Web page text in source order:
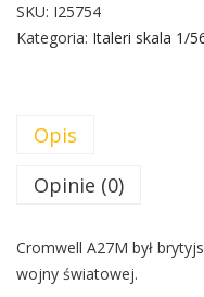
SKU: I25754
Kategoria: Italeri skala 1/
Opis
Opinie (0)
Cromwell A27M był
wojny światowej.